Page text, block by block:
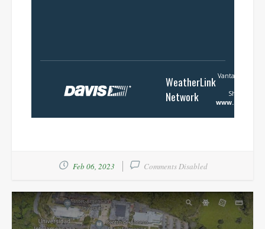
Feb 06, 2023 Comments Disabled